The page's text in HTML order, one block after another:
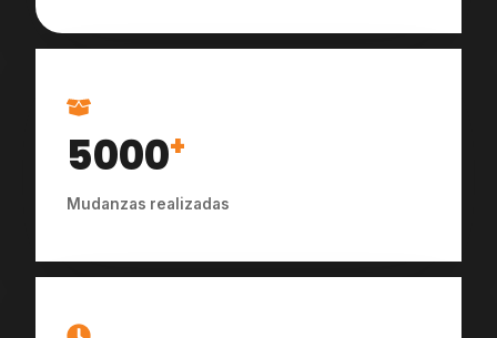
5000+
Mudanzas realizadas